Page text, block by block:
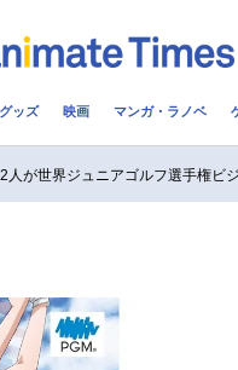
映画一覧
映画一覧
グッズ 映画 マンガ・ラノベ
人が世界ジュニアゴルフ選手権ビ